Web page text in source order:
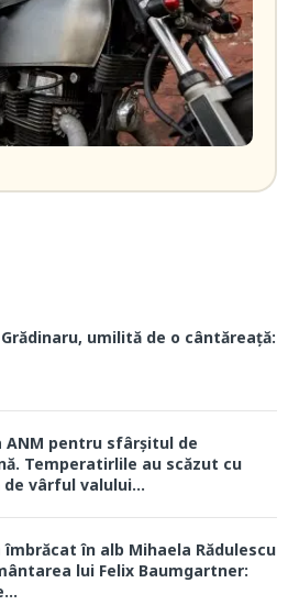
umilită de o cântăreață:
ANM pentru sfârșitul de
Temperatirlile au scăzut cu
de vârful valului...
îmbrăcat în alb Mihaela Rădulescu
lui Felix Baumgartner: